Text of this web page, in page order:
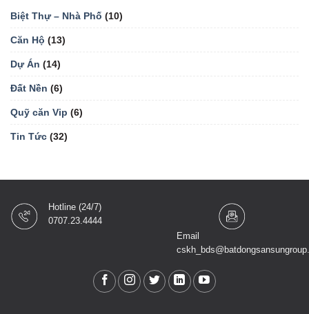
Biệt Thự – Nhà Phố (10)
Căn Hộ (13)
Dự Án (14)
Đất Nền (6)
Quỹ căn Vip (6)
Tin Tức (32)
Hotline (24/7)
0707.23.4444
Email